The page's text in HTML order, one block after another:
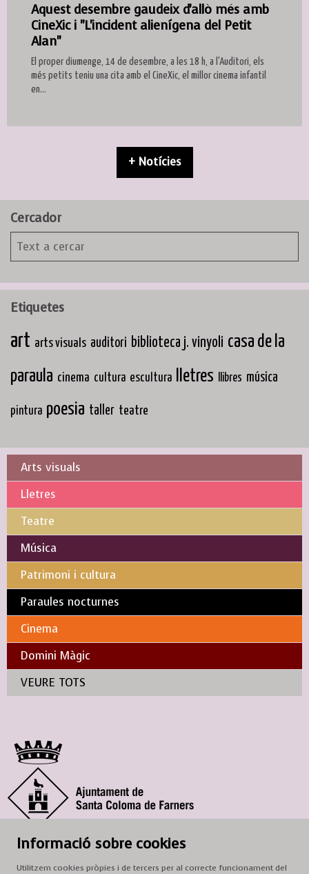
Aquest desembre gaudeix d'allò més amb
CineXic i "L'incident alienígena del Petit
Alan"
El proper diumenge, 14 de desembre, a les 18 h, a l'Auditori, els
més petits teniu una cita amb el CineXic, el millor cinema infantil
en...
+ Notícies
Cercador
Etiquetes
art arts visuals auditori biblioteca j. vinyoli casa de la
paraula cinema cultura escultura lletres llibres música
pintura poesia taller teatre
Arts visuals
Lletres
Teatre
Música
Patrimoni i cultura
Paraules nocturnes
Cinema
Domini Màgic
VEURE TOTS
© Ajuntament de Santa Coloma de Farners
Informació sobre cookies
Utilitzem cookies pròpies i de tercers per al correcte funcionament del